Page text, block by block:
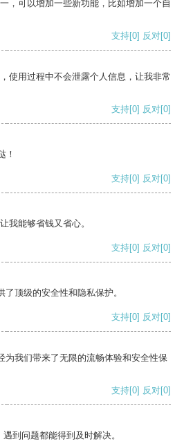
，可以增加一些新功能，比如增加一个自
支持[0] 反对[0]
使用过程中不会泄露个人信息，让我非常
支持[0] 反对[0]
！
支持[0] 反对[0]
我能够省钱又省心。
支持[0] 反对[0]
顶级的安全性和隐私保护。
支持[0] 反对[0]
为我们带来了无限的流畅体验和安全性保
支持[0] 反对[0]
到问题都能得到及时解决。